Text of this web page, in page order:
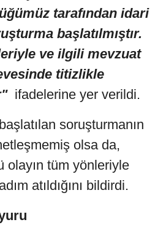
tarafından idari
başlatılmıştır.
ve ilgili mevzuat
titizlikle
ifadelerine yer verildi.
soruşturmanın
olsa da,
olayın tüm yönleriyle
atıldığını bildirdi.